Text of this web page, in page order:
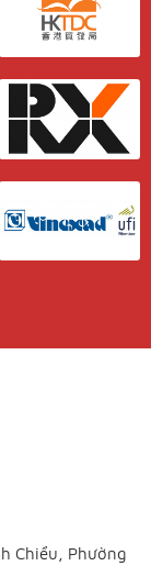
Chiểu, Phường